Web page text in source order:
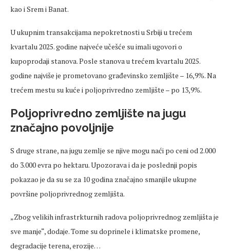
kao i Srem i Banat.
U ukupnim transakcijama nepokretnosti u Srbiji u trećem
kvartalu 2025. godine najveće učešće su imali ugovori o
kupoprodaji stanova. Posle stanova u trećem kvartalu 2025.
godine najviše je prometovano građevinsko zemljište – 16,9%. Na
trećem mestu su kuće i poljoprivredno zemljište – po 13,9%.
Poljoprivredno zemljište na jugu
značajno povoljnije
S druge strane, na jugu zemlje se njive mogu naći po ceni od 2.000
do 3.000 evra po hektaru. Upozorava i da je poslednji popis
pokazao je da su se za 10 godina značajno smanjile ukupne
površine poljoprivrednog zemljišta.
„Zbog velikih infrastrkturnih radova poljoprivrednog zemljišta je
sve manje“, dodaje. Tome su doprinele i klimatske promene,
degradacije terena, erozije…